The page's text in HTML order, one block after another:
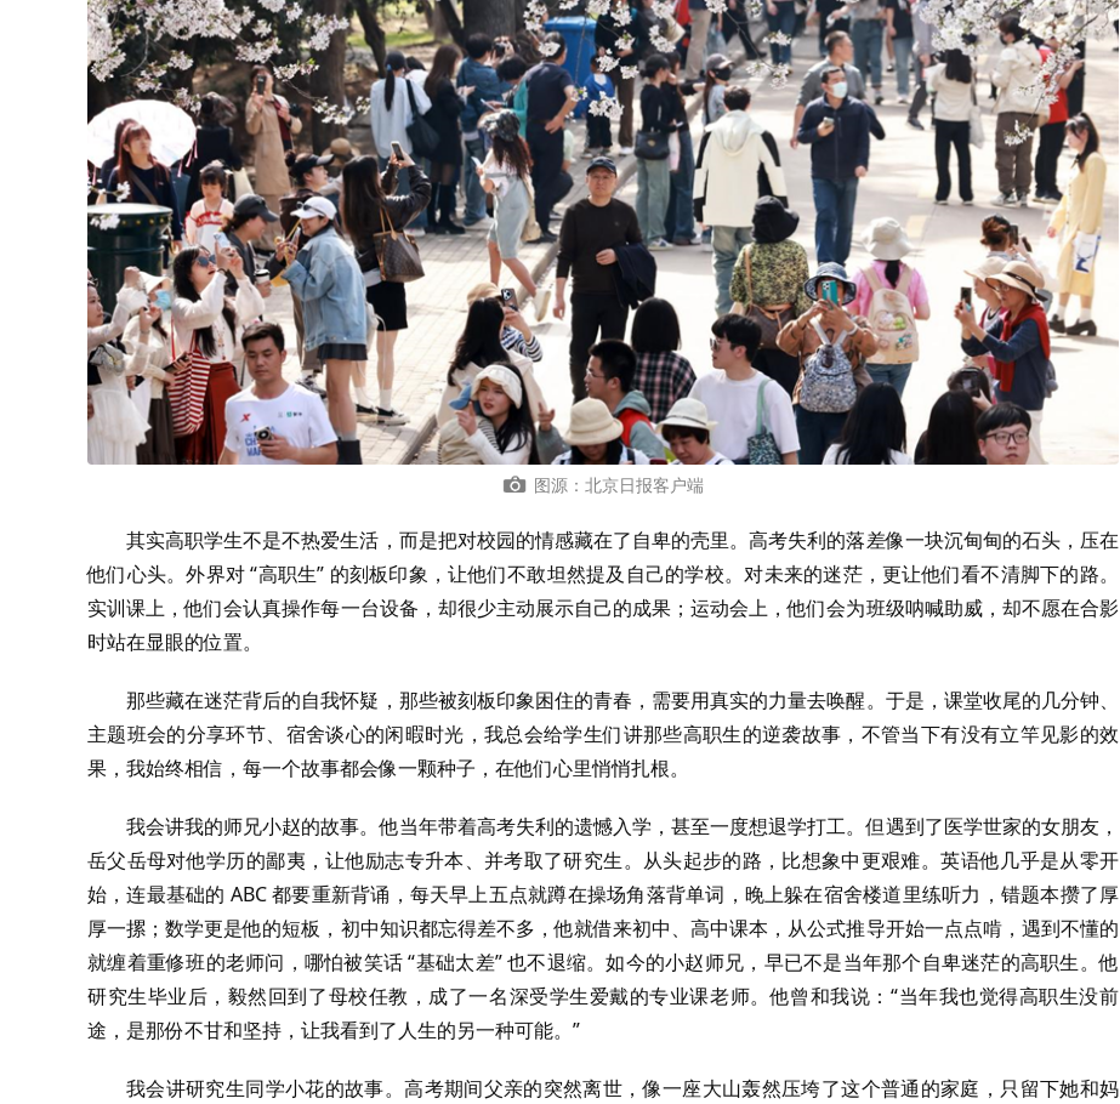
图源：北京日报客户端
其实高职学生不是不热爱生活，而是把对校园的情感藏在了自卑的壳里。高考失利的落差像一块沉甸甸的石头，压在
他们心头。外界对 “高职生” 的刻板印象，让他们不敢坦然提及自己的学校。对未来的迷茫，更让他们看不清脚下的路。
实训课上，他们会认真操作每一台设备，却很少主动展示自己的成果；运动会上，他们会为班级呐喊助威，却不愿在合影
时站在显眼的位置。
那些藏在迷茫背后的自我怀疑，那些被刻板印象困住的青春，需要用真实的力量去唤醒。于是，课堂收尾的几分钟、
主题班会的分享环节、宿舍谈心的闲暇时光，我总会给学生们讲那些高职生的逆袭故事，不管当下有没有立竿见影的效
果，我始终相信，每一个故事都会像一颗种子，在他们心里悄悄扎根。
我会讲我的师兄小赵的故事。他当年带着高考失利的遗憾入学，甚至一度想退学打工。但遇到了医学世家的女朋友，
岳父岳母对他学历的鄙夷，让他励志专升本、并考取了研究生。从头起步的路，比想象中更艰难。英语他几乎是从零开
始，连最基础的 ABC 都要重新背诵，每天早上五点就蹲在操场角落背单词，晚上躲在宿舍楼道里练听力，错题本攒了厚
厚一摞；数学更是他的短板，初中知识都忘得差不多，他就借来初中、高中课本，从公式推导开始一点点啃，遇到不懂的
就缠着重修班的老师问，哪怕被笑话 “基础太差” 也不退缩。如今的小赵师兄，早已不是当年那个自卑迷茫的高职生。他
研究生毕业后，毅然回到了母校任教，成了一名深受学生爱戴的专业课老师。他曾和我说：“当年我也觉得高职生没前
途，是那份不甘和坚持，让我看到了人生的另一种可能。”
我会讲研究生同学小花的故事。高考期间父亲的突然离世，像一座大山轰然压垮了这个普通的家庭，只留下她和妈